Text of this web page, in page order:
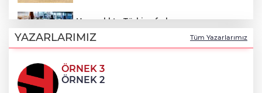
Havacılıkta Türkiye farkı...
Havalimanlarında 7 ayda 138,7 milyon
yolcu
İzmitli mahalle muhtarları Sarısu Gençlik
Kampı’nda ağırlandı
YAZARLARIMIZ Tüm Yazarlarımız
ÖRNEK 3
ÖRNEK 2